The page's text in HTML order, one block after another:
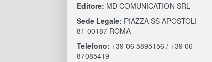
Editore: MD COMUNICATION SRL
Sede Legale: PIAZZA SS APOSTOLI
81 00187 ROMA
Telefono: +39 06 5895156 / +39 06
87085419